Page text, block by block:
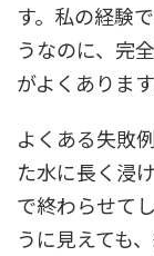
す。私の経験
うなのに、完
がよくありま
よくある失敗
た水に長く浸
で終わらせて
うに見えても